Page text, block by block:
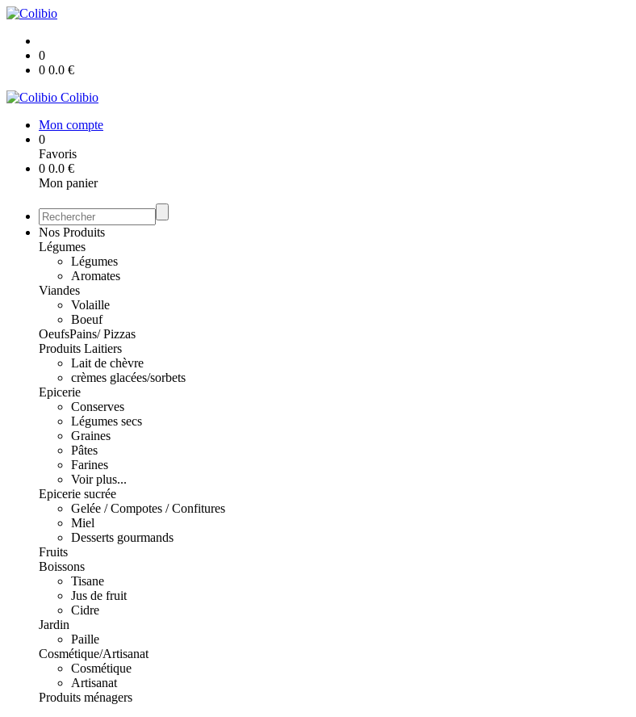
0
0 0.0 €
Colibio
Mon compte
0
Favoris
0 0.0 €
Mon panier
Nos Produits
Légumes
Légumes
Aromates
Viandes
Volaille
Boeuf
OeufsPains/ Pizzas
Produits Laitiers
Lait de chèvre
crèmes glacées/sorbets
Epicerie
Conserves
Légumes secs
Graines
Pâtes
Farines
Voir plus...
Epicerie sucrée
Gelée / Compotes / Confitures
Miel
Desserts gourmands
Fruits
Boissons
Tisane
Jus de fruit
Cidre
Jardin
Paille
Cosmétique/Artisanat
Cosmétique
Artisanat
Produits ménagers